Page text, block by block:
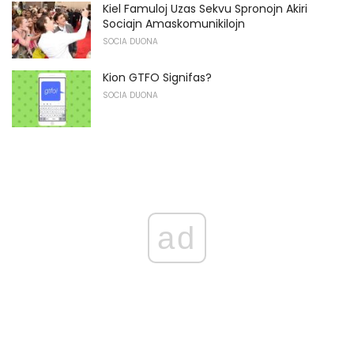
Kiel Famuloj Uzas Sekvu Spronojn Akiri
Sociajn Amaskomunikilojn
SOCIA DUONA
Kion GTFO Signifas?
SOCIA DUONA
ad